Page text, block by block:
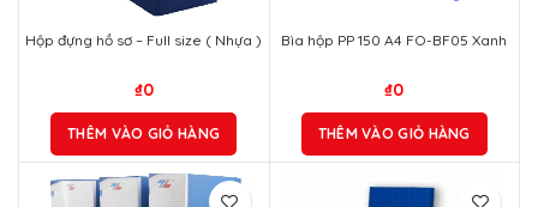
Hộp đựng hồ sơ – Full size ( Nhựa )
₫0
THÊM VÀO GIỎ HÀNG
Bìa hộp PP 150 A4 FO-BF05 Xanh
₫0
THÊM VÀO GIỎ HÀNG